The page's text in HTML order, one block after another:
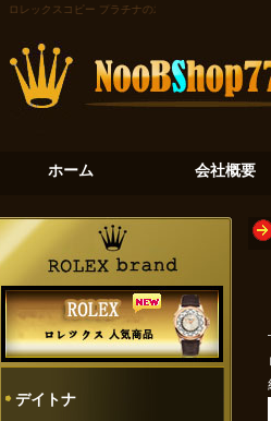
ロレックスコピー プラチナの氷河：デイトナ116506が
ホーム 会社概要
デイトナ